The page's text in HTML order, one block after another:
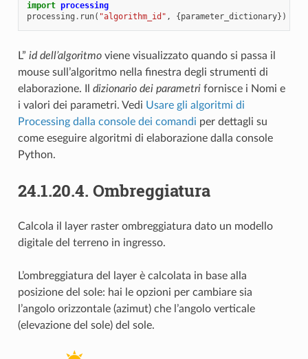
import processing
processing . run( "algorithm_id" , { parameter_dictionary})
L” id dell’algoritmoviene visualizzato quando si passa il
mouse sull’algoritmo nella finestra degli strumenti di
elaborazione. Il dizionario dei parametrifornisce i Nomi e
i valori dei parametri. Vedi Usare gli algoritmi di
Processing dalla console dei comandi per dettagli su
come eseguire algoritmi di elaborazione dalla console
Python.
24.1.20.4. Ombreggiatura
Calcola il layer raster ombreggiatura dato un modello
digitale del terreno in ingresso.
L’ombreggiatura del layer è calcolata in base alla
posizione del sole: hai le opzioni per cambiare sia
l’angolo orizzontale (azimut) che l’angolo verticale
(elevazione del sole) del sole.